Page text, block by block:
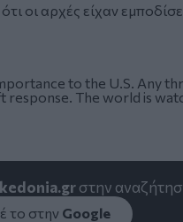
οι αρχές είχαν
to the U.S. Any
The world is
στην
το στην Google